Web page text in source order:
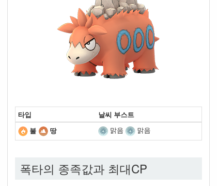
타입
날씨 부스트
불
땅 맑음 맑음
폭타의 종족값과 최대CP